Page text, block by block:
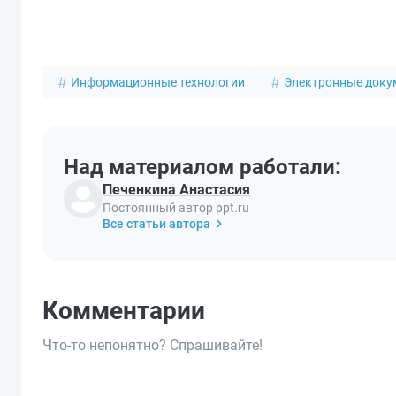
Информационные технологии Электронные
Над материалом работали:
Печенкина Анастасия
Постоянный автор ppt.ru
Все статьи автора
Комментарии
Что-то непонятно? Спрашивайте!